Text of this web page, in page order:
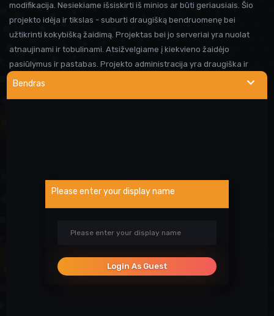
Bendras
Please enter your display name
Login As Guest
modifikacija. Nesiekiame išsiskirti iš minios ar būti geriausiais. Šio
projekto idėja ir tikslas - suburti draugišką bendruomenę bei
užtikrinti kokybišką žaidimą. Projektas bei jo serveriai yra nuolat
atnaujinami ir tobulinami. Atsižvelgiame į kiekvieno žaidėjo
pasiūlymus ir pastabas. Projekto administracija yra draugiška ir
visada linkusi padėti prireikus pagalbos. Iki susitikimo serveryje!
Atsiblokavimo anketa
SOCIALINIAI TINKLAI